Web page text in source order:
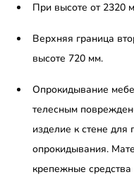
При высоте от 2320
Верхняя граница
высоте 720 мм.
Опрокидывание
телесным
изделие к стене
опрокидывания.
крепежные